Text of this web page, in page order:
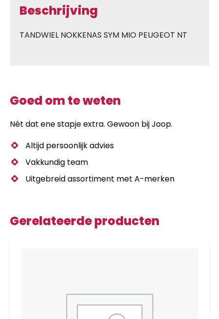
Beschrijving
TANDWIEL NOKKENAS SYM MIO PEUGEOT NT
Goed om te weten
Nét dat ene stapje extra. Gewoon bij Joop.
Altijd persoonlijk advies
Vakkundig team
Uitgebreid assortiment met A-merken
Gerelateerde producten